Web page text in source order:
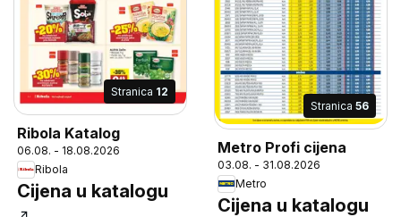
Stranica 12
Ribola Katalog
06.08. - 18.08.2026
Ribola
Cijena u katalogu
Stranica 56
Metro Profi cijena
03.08. - 31.08.2026
Metro
Cijena u katalogu